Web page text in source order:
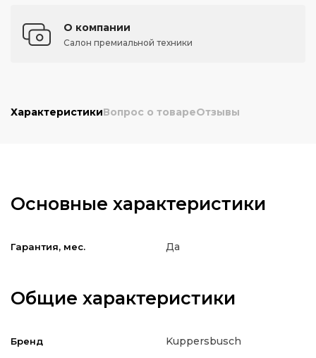
О компании
Салон премиальной техники
ХарактеристикиВопрос о товареОтзывы
Основные характеристики
Гарантия, мес. Да
Общие характеристики
Бренд Kuppersbusch